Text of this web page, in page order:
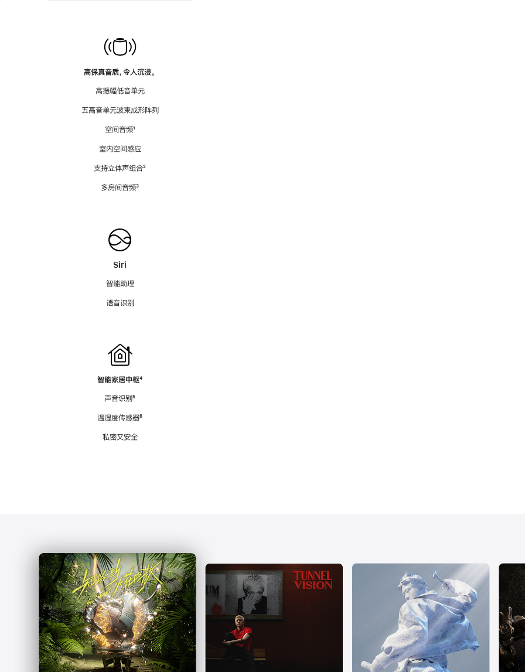
高保真音质，令人沉浸。
高振幅低音单元
五高音单元波束成形阵列
空间音频脚
¹
室内空间感应
支持立体声组合脚
²
多房间音频脚
³
Siri
智能助理
语音识别
智能家居中枢脚
⁴
声音识别脚
⁵
温湿度传感器脚
⁶
私密又安全